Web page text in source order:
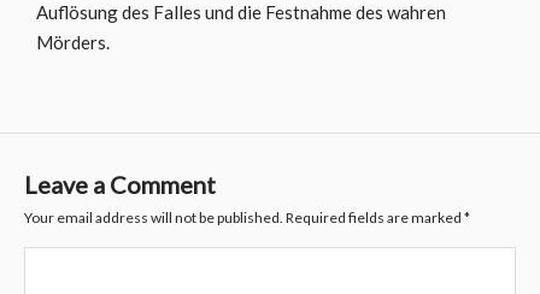
Auflösung des Falles und die Festnahme des wahren
Mörders.
Leave a Comment
Your email address will not be published. Required fields are marked *